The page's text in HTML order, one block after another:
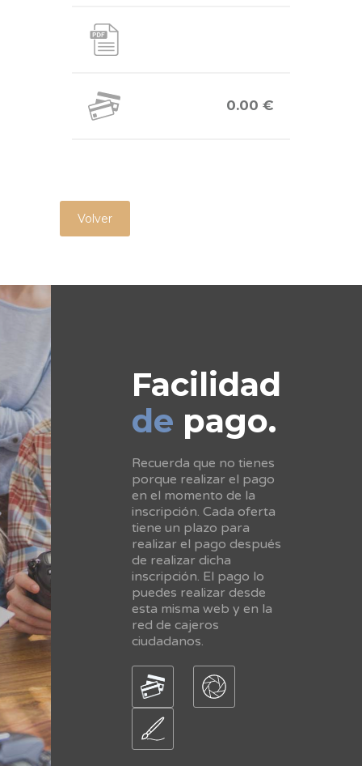
0.00 €
Volver
Facilidad
de pago.
Recuerda que no tienes
porque realizar el pago
en el momento de la
inscripción. Cada oferta
tiene un plazo para
realizar el pago después
de realizar dicha
inscripción. El pago lo
puedes realizar desde
esta misma web y en la
red de cajeros
ciudadanos.